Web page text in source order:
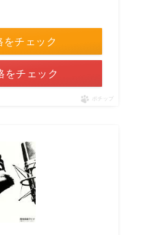
チェック
をチェック
ポチップ